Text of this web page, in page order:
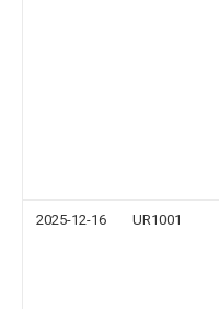
2025-12-16 UR1001